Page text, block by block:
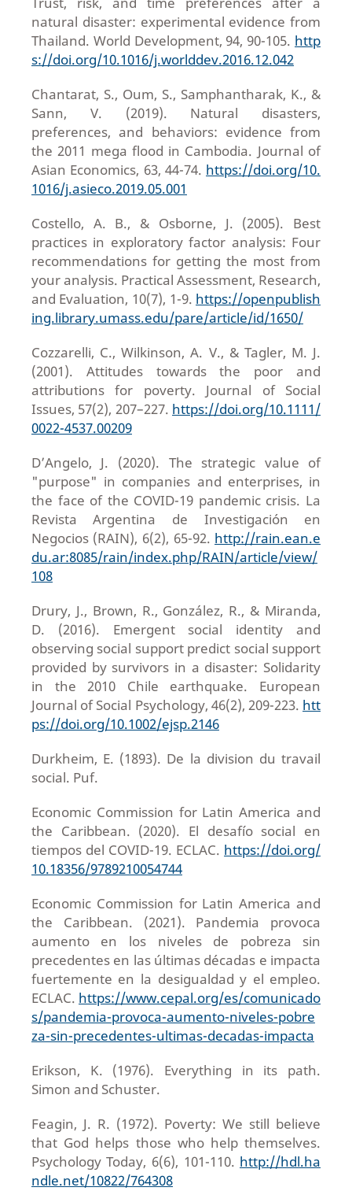
natural disaster: experimental evidence from
Thailand. World Development, 94, 90-105. http
s://doi.org/10.1016/j.worlddev.2016.12.042
Chantarat, S., Oum, S., Samphantharak, K., &
Sann, V. (2019). Natural disasters,
preferences, and behaviors: evidence from
the 2011 mega flood in Cambodia. Journal of
Asian Economics, 63, 44-74. https://doi.org/10.
1016/j.asieco.2019.05.001
Costello, A. B., & Osborne, J. (2005). Best
practices in exploratory factor analysis: Four
recommendations for getting the most from
your analysis. Practical Assessment, Research,
and Evaluation, 10(7), 1-9. https://openpublish
ing.library.umass.edu/pare/article/id/1650/
Cozzarelli, C., Wilkinson, A. V., & Tagler, M. J.
(2001). Attitudes towards the poor and
attributions for poverty. Journal of Social
Issues, 57(2), 207–227. https://doi.org/10.1111/
0022-4537.00209
D’Angelo, J. (2020). The strategic value of
"purpose" in companies and enterprises, in
the face of the COVID-19 pandemic crisis. La
Revista Argentina de Investigación en
Negocios (RAIN), 6(2), 65-92. http://rain.ean.e
du.ar:8085/rain/index.php/RAIN/article/view/
108
Drury, J., Brown, R., González, R., & Miranda,
D. (2016). Emergent social identity and
observing social support predict social support
provided by survivors in a disaster: Solidarity
in the 2010 Chile earthquake. European
Journal of Social Psychology, 46(2), 209-223. htt
ps://doi.org/10.1002/ejsp.2146
Durkheim, E. (1893). De la division du travail
social. Puf.
Economic Commission for Latin America and
the Caribbean. (2020). El desafío social en
tiempos del COVID-19. ECLAC. https://doi.org/
10.18356/9789210054744
Economic Commission for Latin America and
the Caribbean. (2021). Pandemia provoca
aumento en los niveles de pobreza sin
precedentes en las últimas décadas e impacta
fuertemente en la desigualdad y el empleo.
ECLAC. https://www.cepal.org/es/comunicado
s/pandemia-provoca-aumento-niveles-pobre
za-sin-precedentes-ultimas-decadas-impacta
Erikson, K. (1976). Everything in its path.
Simon and Schuster.
Feagin, J. R. (1972). Poverty: We still believe
that God helps those who help themselves.
Psychology Today, 6(6), 101-110. http://hdl.ha
ndle.net/10822/764308